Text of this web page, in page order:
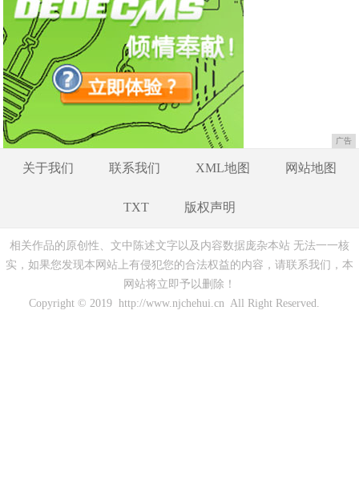
广告
关于我们 联系我们 XML地图 网站地图
TXT 版权声明
相关作品的原创性、文中陈述文字以及内容数据庞杂本站 无法一一核
实，如果您发现本网站上有侵犯您的合法权益的内容，请联系我们，本
网站将立即予以删除！
Copyright © 2019 http://www.njchehui.cn All Right Reserved.